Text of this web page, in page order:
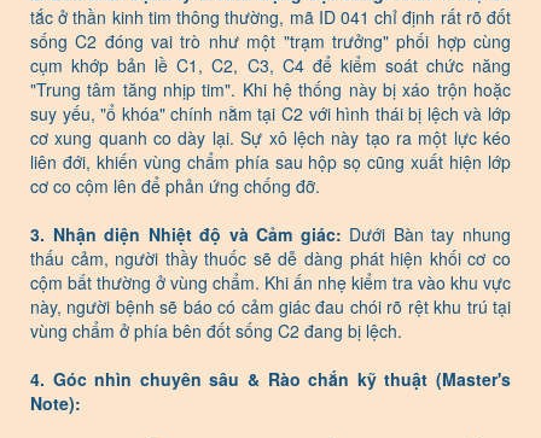
tắc ở thần kinh tim thông thường, mã ID 041 chỉ định rất rõ đốt
sống C2 đóng vai trò như một "trạm trưởng" phối hợp cùng
cụm khớp bản lề C1, C2, C3, C4 để kiểm soát chức năng
"Trung tâm tăng nhịp tim". Khi hệ thống này bị xáo trộn hoặc
suy yếu, "ổ khóa" chính nằm tại C2 với hình thái bị lệch và lớp
cơ xung quanh co dày lại. Sự xô lệch này tạo ra một lực kéo
liên đới, khiến vùng chẩm phía sau hộp sọ cũng xuất hiện lớp
cơ co cộm lên để phản ứng chống đỡ.
3. Nhận diện Nhiệt độ và Cảm giác: Dưới Bàn tay nhung
thấu cảm, người thầy thuốc sẽ dễ dàng phát hiện khối cơ co
cộm bất thường ở vùng chẩm. Khi ấn nhẹ kiểm tra vào khu vực
này, người bệnh sẽ báo có cảm giác đau chói rõ rệt khu trú tại
vùng chẩm ở phía bên đốt sống C2 đang bị lệch.
4. Góc nhìn chuyên sâu & Rào chắn kỹ thuật (Master's
Note):